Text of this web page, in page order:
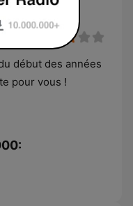
début des années
pour vous !